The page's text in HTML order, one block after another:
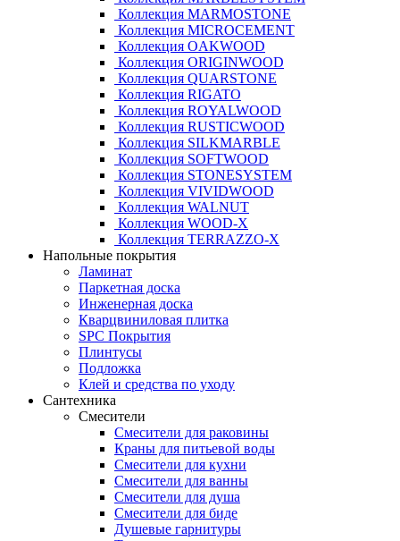
Коллекция MARMOSTONE
Коллекция MICROCEMENT
Коллекция OAKWOOD
Коллекция ORIGINWOOD
Коллекция QUARSTONE
Коллекция RIGATO
Коллекция ROYALWOOD
Коллекция RUSTICWOOD
Коллекция SILKMARBLE
Коллекция SOFTWOOD
Коллекция STONESYSTEM
Коллекция VIVIDWOOD
Коллекция WALNUT
Коллекция WOOD-X
Коллекция ТЕRRАZZO-X
Напольные покрытия
Ламинат
Паркетная доска
Инженерная доска
Кварцвиниловая плитка
SPC Покрытия
Плинтусы
Подложка
Клей и средства по уходу
Сантехника
Смесители
Смесители для раковины
Краны для питьевой воды
Смесители для кухни
Смесители для ванны
Смесители для душа
Смесители для биде
Душевые гарнитуры